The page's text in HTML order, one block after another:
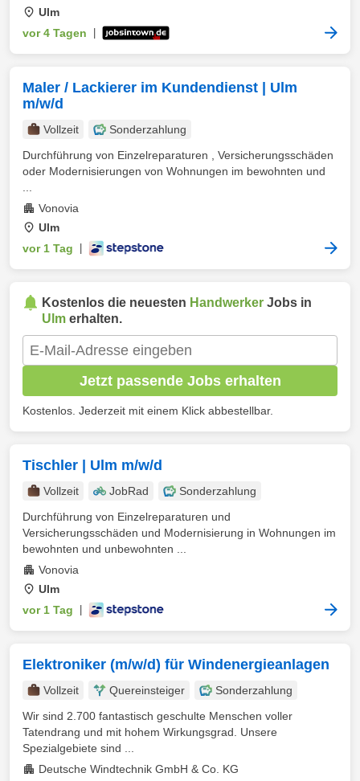
Ulm
vor 4 Tagen
Maler / Lackierer im Kundendienst | Ulm
m/w/d
Vollzeit
Sonderzahlung
Durchführung von Einzelreparaturen , Versicherungsschäden
oder Modernisierungen von Wohnungen im bewohnten und
Vonovia
Ulm
vor 1 Tag
Kostenlos die neuesten Handwerker Jobs in
Ulm erhalten.
Jetzt passende Jobs erhalten
Kostenlos. Jederzeit mit einem Klick abbestellbar.
Tischler | Ulm m/w/d
Vollzeit JobRad
Sonderzahlung
Durchführung von Einzelreparaturen und
Versicherungsschäden und Modernisierung in Wohnungen im
bewohnten und unbewohnten ...
Vonovia
Ulm
vor 1 Tag
Elektroniker (m/w/d) für Windenergieanlagen
Vollzeit Quereinsteiger
Sonderzahlung
Wir sind 2.700 fantastisch geschulte Menschen voller
Tatendrang und mit hohem Wirkungsgrad. Unsere
Spezialgebiete sind ...
Deutsche Windtechnik GmbH & Co. KG